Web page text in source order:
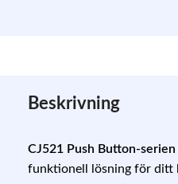
Beskrivning
CJ521 Push Button-serien
funktionell lösning för ditt